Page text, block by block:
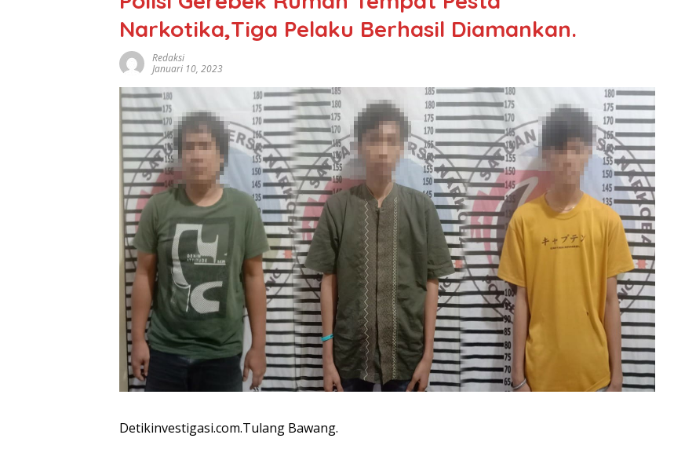
Narkotika,Tiga Pelaku Berhasil Diamankan.
Redaksi
Januari 10, 2023
Detikinvestigasi.com.Tulang Bawang.